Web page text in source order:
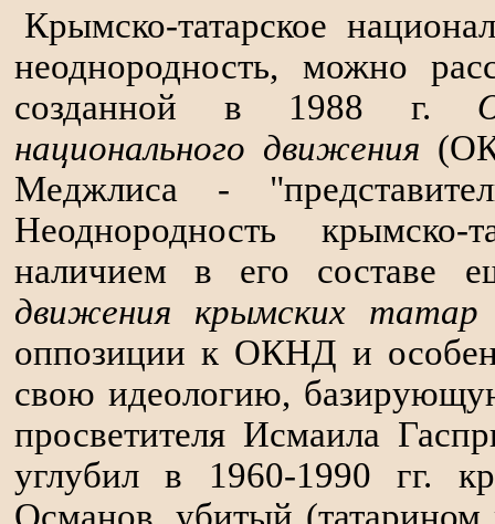
Крымско-татарское
неоднородность, можно
созданной в 1988 г.
национального движения
Меджлиса -
Неоднородность крымско-
наличием в его
движения крымских татар
оппозиции к ОКНД и
свою идеологию,
просветителя Исмаила
углубил в 1960-1990 гг.